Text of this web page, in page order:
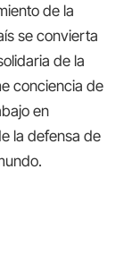
de la
se convierta
de la
conciencia de
en
la defensa de